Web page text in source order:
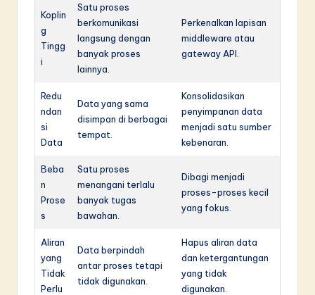
Koplin
g
Tingg
i
Satu proses
berkomunikasi
langsung dengan
banyak proses
lainnya.
Perkenalkan lapisan
middleware atau
gateway API.
Redu
ndan
si
Data
Data yang sama
disimpan di berbagai
tempat.
Konsolidasikan
penyimpanan data
menjadi satu sumber
kebenaran.
Beba
n
Prose
s
Satu proses
menangani terlalu
banyak tugas
bawahan.
Dibagi menjadi
proses-proses kecil
yang fokus.
Aliran
yang
Tidak
Perlu
Data berpindah
antar proses tetapi
tidak digunakan.
Hapus aliran data
dan ketergantungan
yang tidak
digunakan.